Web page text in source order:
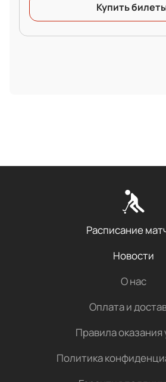
Купить
Расписание
Новости
О нас
Оплата и
Правила оказания
Политика